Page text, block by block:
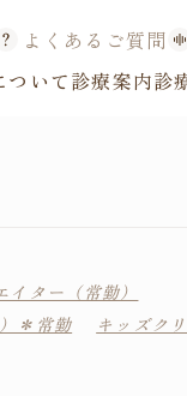
よくあるご質問
ついて診療案内診
ター（常勤）
＊常勤
キッズク